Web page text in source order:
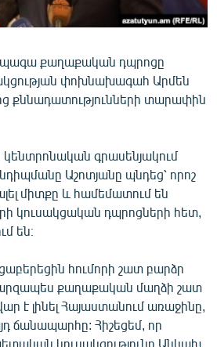
քաղաքական դպրոցը
փոխնախագահ Արմեն
քննադատությունների տարափին
կենտրոնական գրասենյակում
Աշոտյանը պնդեց՝ որոշ
միտքը և համեմատում են
կուսակցական դպրոցների հետ,
են։
հումորի շատ բարձր
քաղաքական մաղձի շատ
է լինել Հայաստանում առաջինը,
ճանապարհը: Հիշեցեմ, որ
կուսակցությունը Անկախ